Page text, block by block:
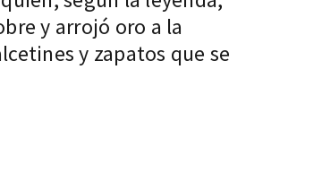
y arrojó oro a la
y zapatos que se